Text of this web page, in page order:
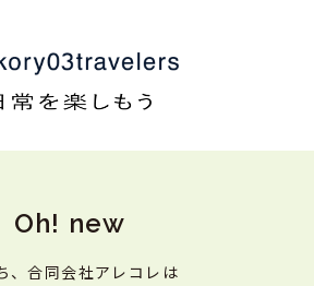
Oh! new
、合同会社アレコレは